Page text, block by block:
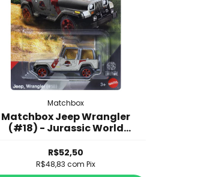
Matchbox
Matchbox Jeep Wrangler
(#18) - Jurassic World
R$52,50
R$48,83com Pix